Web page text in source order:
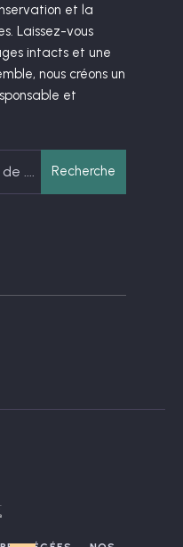
et la
Laissez-vous
intacts et une
nous créons un
et
Recherche